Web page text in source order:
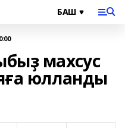
махсус
юлланды